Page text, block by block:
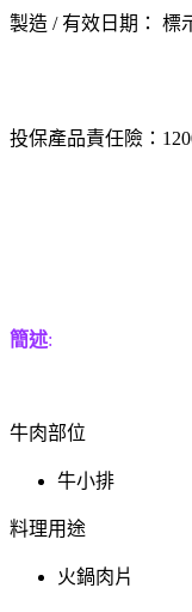
製造 / 有效日期： 標
投保產品責任險：
簡述:
牛肉部位
牛小排
料理用途
火鍋肉片